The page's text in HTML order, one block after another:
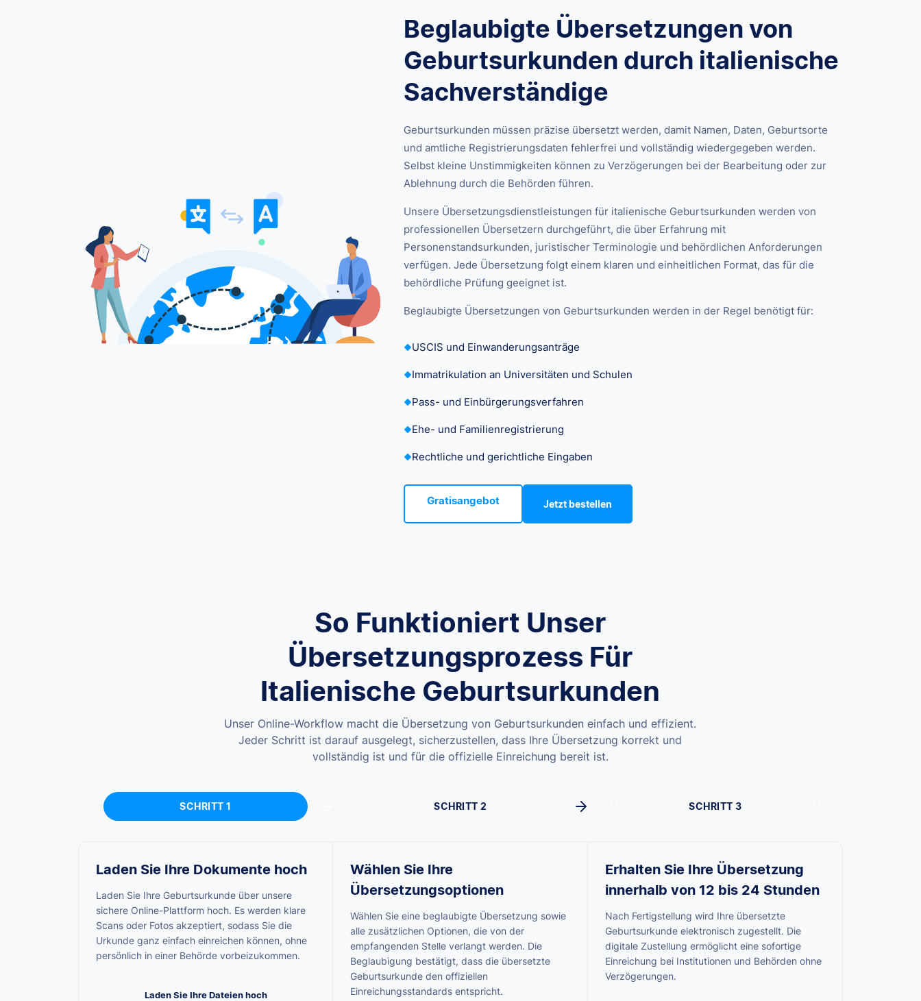
Beglaubigte Übersetzungen von
Geburtsurkunden durch italienische
Sachverständige
Geburtsurkunden müssen präzise übersetzt werden, damit Namen, Daten, Geburtsorte
und amtliche Registrierungsdaten fehlerfrei und vollständig wiedergegeben werden.
Selbst kleine Unstimmigkeiten können zu Verzögerungen bei der Bearbeitung oder zur
Ablehnung durch die Behörden führen.
Unsere Übersetzungsdienstleistungen für italienische Geburtsurkunden werden von
professionellen Übersetzern durchgeführt, die über Erfahrung mit
Personenstandsurkunden, juristischer Terminologie und behördlichen Anforderungen
verfügen. Jede Übersetzung folgt einem klaren und einheitlichen Format, das für die
behördliche Prüfung geeignet ist.
Beglaubigte Übersetzungen von Geburtsurkunden werden in der Regel benötigt für:
USCIS und Einwanderungsanträge
Immatrikulation an Universitäten und Schulen
Pass- und Einbürgerungsverfahren
Ehe- und Familienregistrierung
Rechtliche und gerichtliche Eingaben
Gratisangebot Jetzt bestellen
So Funktioniert Unser
Übersetzungsprozess Für
Italienische Geburtsurkunden
Unser Online-Workflow macht die Übersetzung von Geburtsurkunden einfach und effizient.
Jeder Schritt ist darauf ausgelegt, sicherzustellen, dass Ihre Übersetzung korrekt und
vollständig ist und für die offizielle Einreichung bereit ist.
SCHRITT 1 SCHRITT 2 SCHRITT 3
Laden Sie Ihre Dokumente hoch
Laden Sie Ihre Geburtsurkunde über unsere
sichere Online-Plattform hoch. Es werden klare
Scans oder Fotos akzeptiert, sodass Sie die
Urkunde ganz einfach einreichen können, ohne
persönlich in einer Behörde vorbeizukommen.
Laden Sie Ihre Dateien hoch
Wählen Sie Ihre
Übersetzungsoptionen
Wählen Sie eine beglaubigte Übersetzung sowie
alle zusätzlichen Optionen, die von der
empfangenden Stelle verlangt werden. Die
Beglaubigung bestätigt, dass die übersetzte
Geburtsurkunde den offiziellen
Einreichungsstandards entspricht.
Erhalten Sie Ihre Übersetzung
innerhalb von 12 bis 24 Stunden
Nach Fertigstellung wird Ihre übersetzte
Geburtsurkunde elektronisch zugestellt. Die
digitale Zustellung ermöglicht eine sofortige
Einreichung bei Institutionen und Behörden ohne
Verzögerungen.